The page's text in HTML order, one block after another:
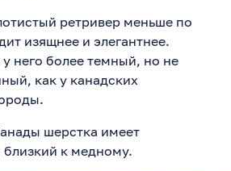
ретривер меньше по
изящнее и элегантнее.
него более темный, но не
как у канадских
шерстка имеет
к медному.